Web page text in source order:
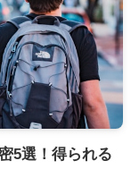
5選！得られる